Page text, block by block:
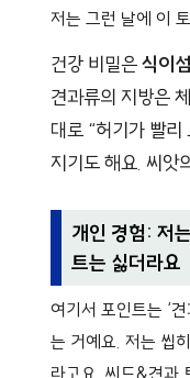
저는 그런 날에 이
건강 비밀은식이
견과류의 지방은
대로 “허기가 빨
지기도 해요. 씨앗
개인 경험: 저
트는 싫더라요
여기서 포인트는 ‘
는 거예요. 저는 씹